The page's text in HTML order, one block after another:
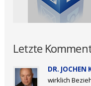
Letzte
DR. JOCHEN
wirklich